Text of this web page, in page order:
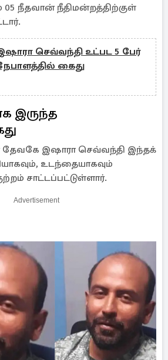
05 நீதவான் நீதிமன்றத்திற்குள்
செவ்வந்தி உட்பட 5 பேர்
கைது
இருந்த
தேவகே இஷாரா செவ்வந்தி இந்தக்
உடந்தையாகவும்
சாட்டப்பட்டுள்ளார்.
Advertisement